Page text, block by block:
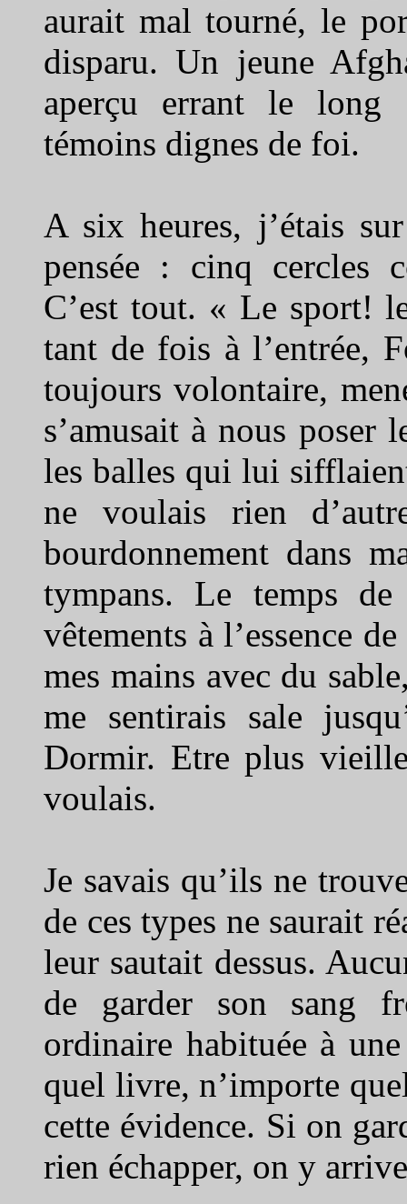
aurait mal tourné, le
disparu. Un jeune
aperçu errant le long
témoins dignes de foi.
A six heures, j’étais
pensée : cinq cercles
C’est tout. « Le sport!
tant de fois à l’entrée,
toujours volontaire,
s’amusait à nous poser
les balles qui lui
ne voulais rien
bourdonnement dans
tympans. Le temps
vêtements à l’essence
mes mains avec du
me sentirais sale
Dormir. Etre plus
voulais.
Je savais qu’ils ne
de ces types ne saurait
leur sautait dessus.
de garder son sang
ordinaire habituée à
quel livre, n’importe
cette évidence. Si on
rien échapper, on y